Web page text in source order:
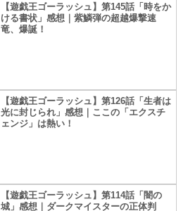
【遊戯王ゴーラッシュ】第145話「時をか
ける書状」感想｜紫鱗弾の超越爆撃速
竜、爆誕！
【遊戯王ゴーラッシュ】第126話「生者は
光に封じられ」感想｜ここの「エクスチ
ェンジ」は熱い！
【遊戯王ゴーラッシュ】第114話「闇の
城」感想｜ダークマイスターの正体判